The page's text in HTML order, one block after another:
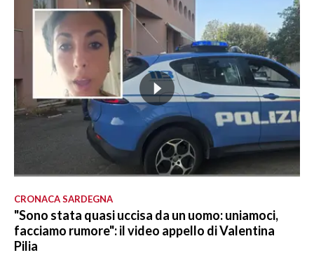
CRONACA SARDEGNA
"Sono stata quasi uccisa da un uomo: uniamoci,
facciamo rumore": il video appello di Valentina
Pilia